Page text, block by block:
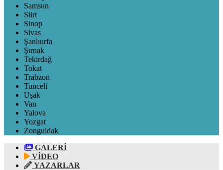
Samsun
Siirt
Sinop
Sivas
Şanlıurfa
Şırnak
Tekirdağ
Tokat
Trabzon
Tunceli
Uşak
Van
Yalova
Yozgat
Zonguldak
GALERİ
VİDEO
YAZARLAR